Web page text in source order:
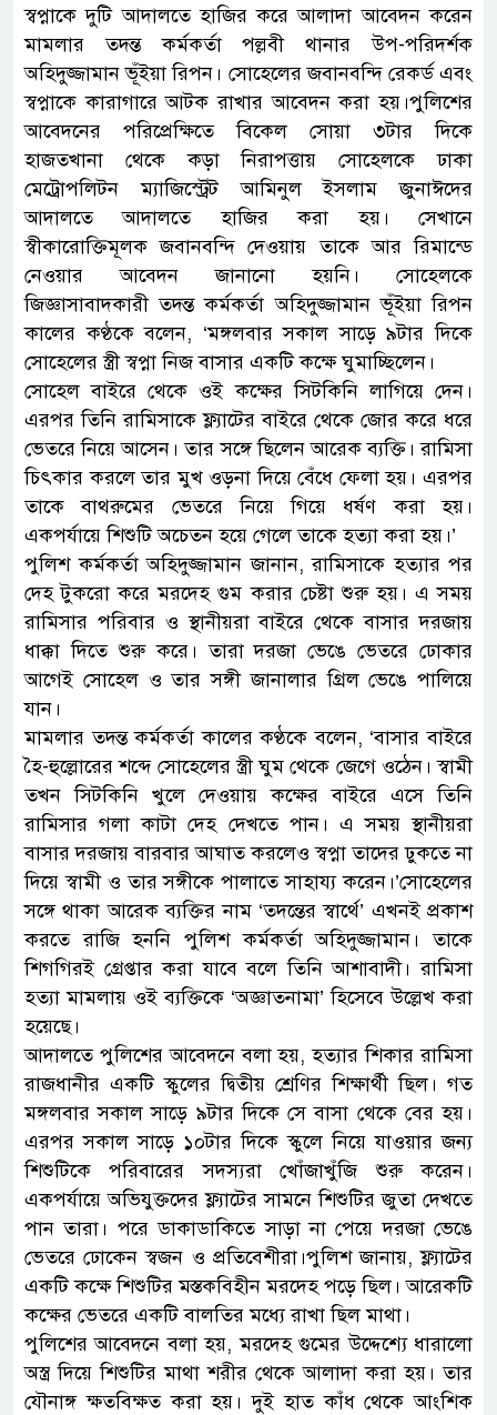
স্বপ্নাকে দুটি আদালতে হাজির করে আলাদা আবেদন করেন
মামলার তদন্ত কর্মকর্তা পল্লবী থানার উপ-পরিদর্শক
অহিদুজ্জামান ভূঁইয়া রিপন। সোহেলের জবানবন্দি রেকর্ড এবং
স্বপ্নাকে কারাগারে আটক রাখার আবেদন করা হয়।পুলিশের
আবেদনের পরিপ্রেক্ষিতে বিকেল সোয়া ৩টার দিকে
হাজতখানা থেকে কড়া নিরাপত্তায় সোহেলকে ঢাকা
মেট্রোপলিটন ম্যাজিস্ট্রেট আমিনুল ইসলাম জুনাঈদের
আদালতে আদালতে হাজির করা হয়। সেখানে
স্বীকারোক্তিমূলক জবানবন্দি দেওয়ায় তাকে আর রিমান্ডে
নেওয়ার আবেদন জানানো হয়নি। সোহেলকে
জিজ্ঞাসাবাদকারী তদন্ত কর্মকর্তা অহিদুজ্জামান ভূঁইয়া রিপন
কালের কণ্ঠকে বলেন, ‘মঙ্গলবার সকাল সাড়ে ৯টার দিকে
সোহেলের স্ত্রী স্বপ্না নিজ বাসার একটি কক্ষে ঘুমাচ্ছিলেন।
সোহেল বাইরে থেকে ওই কক্ষের সিটকিনি লাগিয়ে দেন।
এরপর তিনি রামিসাকে ফ্ল্যাটের বাইরে থেকে জোর করে ধরে
ভেতরে নিয়ে আসেন। তার সঙ্গে ছিলেন আরেক ব্যক্তি। রামিসা
চিৎকার করলে তার মুখ ওড়না দিয়ে বেঁধে ফেলা হয়। এরপর
তাকে বাথরুমের ভেতরে নিয়ে গিয়ে ধর্ষণ করা হয়।
একপর্যায়ে শিশুটি অচেতন হয়ে গেলে তাকে হত্যা করা হয়।’
পুলিশ কর্মকর্তা অহিদুজ্জামান জানান, রামিসাকে হত্যার পর
দেহ টুকরো করে মরদেহ গুম করার চেষ্টা শুরু হয়। এ সময়
রামিসার পরিবার ও স্থানীয়রা বাইরে থেকে বাসার দরজায়
ধাক্কা দিতে শুরু করে। তারা দরজা ভেঙে ভেতরে ঢোকার
আগেই সোহেল ও তার সঙ্গী জানালার গ্রিল ভেঙে পালিয়ে
যান।
মামলার তদন্ত কর্মকর্তা কালের কণ্ঠকে বলেন, ‘বাসার বাইরে
হৈ-হুল্লোরের শব্দে সোহেলের স্ত্রী ঘুম থেকে জেগে ওঠেন। স্বামী
তখন সিটকিনি খুলে দেওয়ায় কক্ষের বাইরে এসে তিনি
রামিসার গলা কাটা দেহ দেখতে পান। এ সময় স্থানীয়রা
বাসার দরজায় বারবার আঘাত করলেও স্বপ্না তাদের ঢুকতে না
দিয়ে স্বামী ও তার সঙ্গীকে পালাতে সাহায্য করেন।’সোহেলের
সঙ্গে থাকা আরেক ব্যক্তির নাম ‘তদন্তের স্বার্থে’ এখনই প্রকাশ
করতে রাজি হননি পুলিশ কর্মকর্তা অহিদুজ্জামান। তাকে
শিগগিরই গ্রেপ্তার করা যাবে বলে তিনি আশাবাদী। রামিসা
হত্যা মামলায় ওই ব্যক্তিকে ‘অজ্ঞাতনামা’ হিসেবে উল্লেখ করা
হয়েছে।
আদালতে পুলিশের আবেদনে বলা হয়, হত্যার শিকার রামিসা
রাজধানীর একটি স্কুলের দ্বিতীয় শ্রেণির শিক্ষার্থী ছিল। গত
মঙ্গলবার সকাল সাড়ে ৯টার দিকে সে বাসা থেকে বের হয়।
এরপর সকাল সাড়ে ১০টার দিকে স্কুলে নিয়ে যাওয়ার জন্য
শিশুটিকে পরিবারের সদস্যরা খোঁজাখুঁজি শুরু করেন।
একপর্যায়ে অভিযুক্তদের ফ্ল্যাটের সামনে শিশুটির জুতা দেখতে
পান তারা। পরে ডাকাডাকিতে সাড়া না পেয়ে দরজা ভেঙে
ভেতরে ঢোকেন স্বজন ও প্রতিবেশীরা।পুলিশ জানায়, ফ্ল্যাটের
একটি কক্ষে শিশুটির মস্তকবিহীন মরদেহ পড়ে ছিল। আরেকটি
কক্ষের ভেতরে একটি বালতির মধ্যে রাখা ছিল মাথা।
পুলিশের আবেদনে বলা হয়, মরদেহ গুমের উদ্দেশ্যে ধারালো
অস্ত্র দিয়ে শিশুটির মাথা শরীর থেকে আলাদা করা হয়। তার
যৌনাঙ্গ ক্ষতবিক্ষত করা হয়। দুই হাত কাঁধ থেকে আংশিক